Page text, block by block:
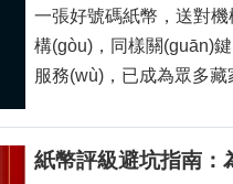
一張好號碼紙幣，送對機
構(gòu)，同樣關(guān)
服務(wù)，已成為眾
紙幣評級避坑指南：